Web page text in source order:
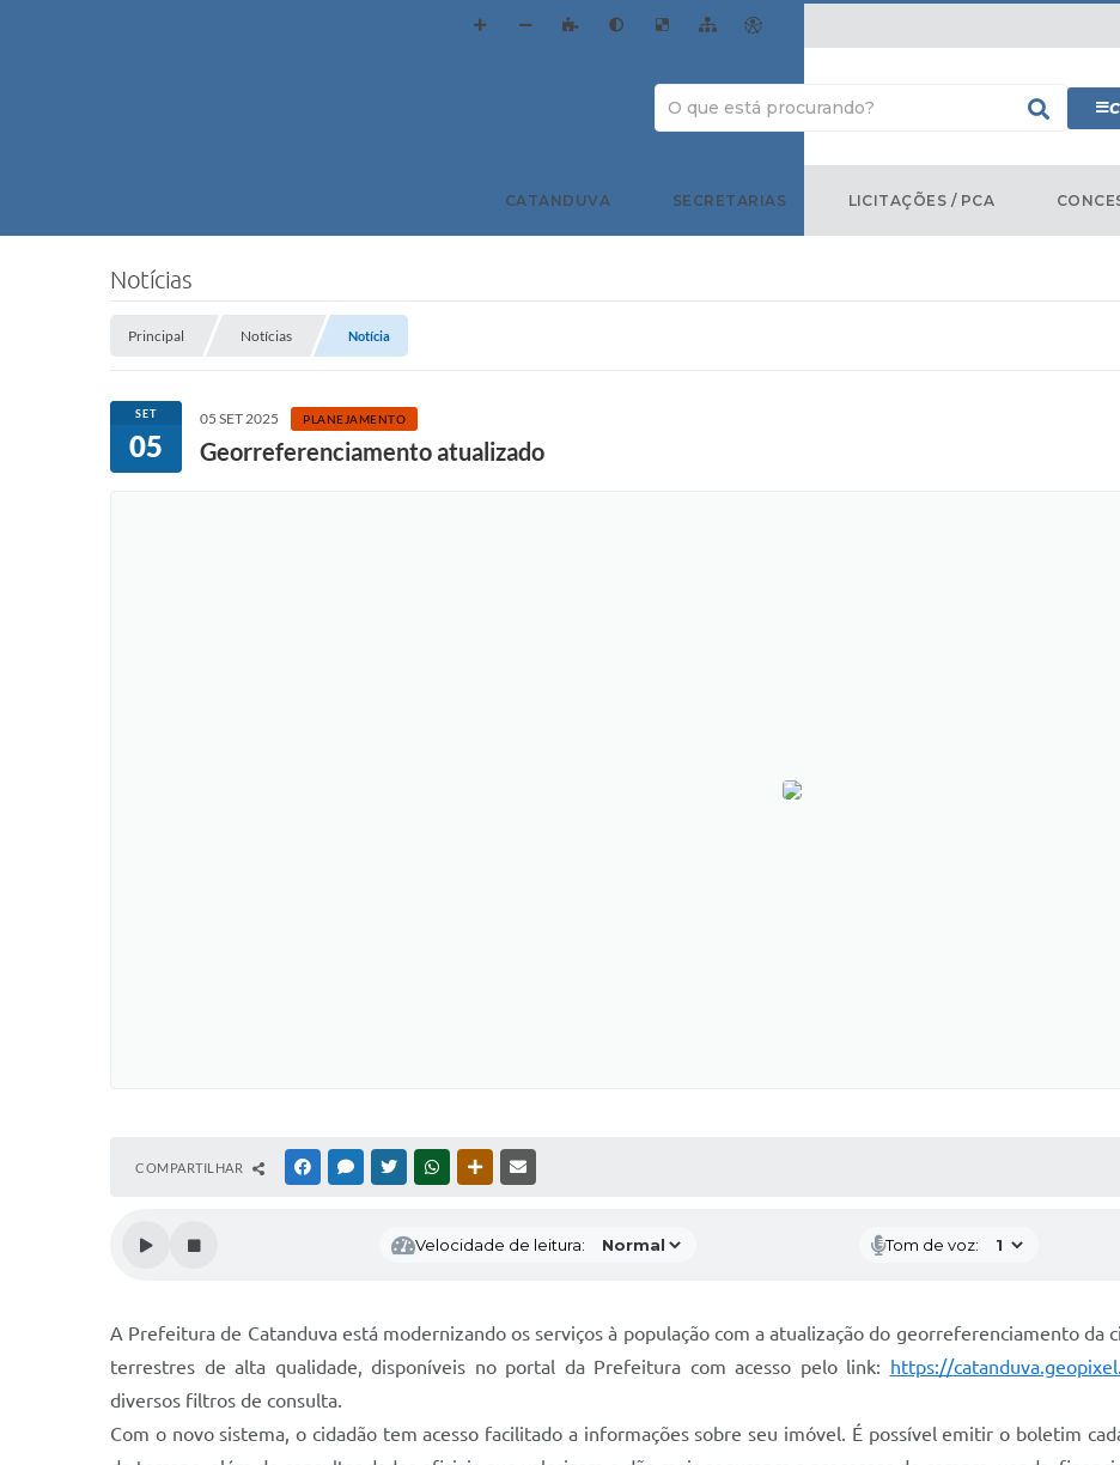
CATANDUVA SECRETARIAS LICITAÇÕES / PCA
Notícias
Principal Notícias Notícia
SET
05
05 SET 2025 PLANEJAMENTO
Georreferenciamento atualizado
COMPARTILHAR FACEBOOKMESSENGER
TWITTERWHATSAPPOUTRAS MÍDIAS
Velocidade de leitura: Tom de voz:
A Prefeitura de Catanduva está modernizando os serviços à população com a atualização do georreferenciamento da
terrestres de alta qualidade, disponíveis no portal da Prefeitura com acesso pelo link: https://
diversos filtros de consulta.
Com o novo sistema, o cidadão tem acesso facilitado a informações sobre seu imóvel. É possível emitir o boletim